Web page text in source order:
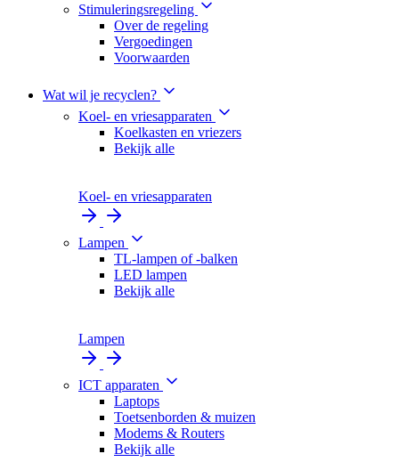
Stimuleringsregeling
Over de regeling
Vergoedingen
Voorwaarden
Wat wil je recyclen?
Koel- en vriesapparaten
Koelkasten en vriezers
Bekijk alle
Koel- en vriesapparaten
Lampen
TL-lampen of -balken
LED lampen
Bekijk alle
Lampen
ICT apparaten
Laptops
Toetsenborden & muizen
Modems & Routers
Bekijk alle